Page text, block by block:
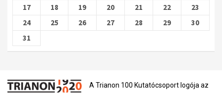
17
18 19 20 21 22
23
24
25 26 27 28 29
30
31
A Trianon 100 Kutatócsoport logója az